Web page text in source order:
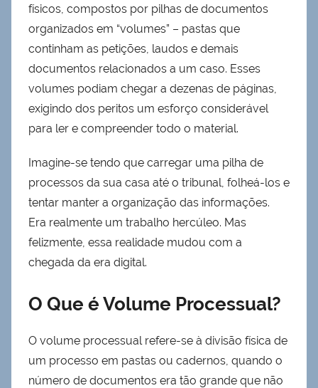
físicos, compostos por pilhas de documentos
organizados em “volumes” – pastas que
continham as petições, laudos e demais
documentos relacionados a um caso. Esses
volumes podiam chegar a dezenas de páginas,
exigindo dos peritos um esforço considerável
para ler e compreender todo o material.
Imagine-se tendo que carregar uma pilha de
processos da sua casa até o tribunal, folheá-los e
tentar manter a organização das informações.
Era realmente um trabalho hercúleo. Mas
felizmente, essa realidade mudou com a
chegada da era digital.
O Que é Volume Processual?
O volume processual refere-se à divisão física de
um processo em pastas ou cadernos, quando o
número de documentos era tão grande que não